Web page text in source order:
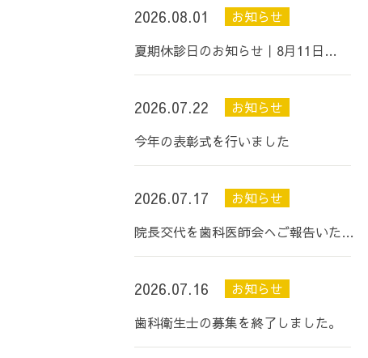
2026.08.01
お知らせ
夏期休診日のお知らせ丨8月11日…
2026.07.22
お知らせ
今年の表彰式を行いました
2026.07.17
お知らせ
院長交代を歯科医師会へご報告いた…
2026.07.16
お知らせ
歯科衛生士の募集を終了しました。